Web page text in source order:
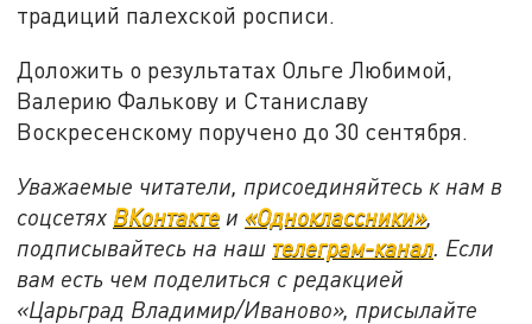
традиций палехской росписи.
Доложить о результатах Ольге Любимой,
Валерию Фалькову и Станиславу
Воскресенскому поручено до 30 сентября.
Уважаемые читатели, присоединяйтесь к нам в
соцсетях ВКонтакте и«Одноклассники»,
подписывайтесь на наш телеграм-канал. Если
вам есть чем поделиться с редакцией
«Царьград Владимир/Иваново», присылайте